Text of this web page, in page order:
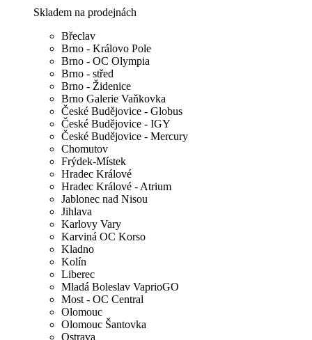
Skladem na prodejnách
Břeclav
Brno - Královo Pole
Brno - OC Olympia
Brno - střed
Brno - Židenice
Brno Galerie Vaňkovka
České Budějovice - Globus
České Budějovice - IGY
České Budějovice - Mercury
Chomutov
Frýdek-Místek
Hradec Králové
Hradec Králové - Atrium
Jablonec nad Nisou
Jihlava
Karlovy Vary
Karviná OC Korso
Kladno
Kolín
Liberec
Mladá Boleslav VaprioGO
Most - OC Central
Olomouc
Olomouc Šantovka
Ostrava